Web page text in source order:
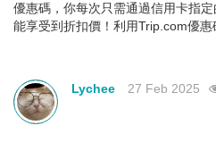
優惠碼，你每次只需通過信用卡指
能享受到折扣價！利用Trip.com優
Lychee 27 Feb 2025